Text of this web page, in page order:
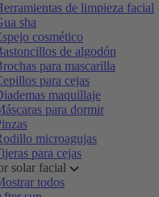
de limpieza facial
sha
cosmético
de algodón
para mascarilla
para cejas
maquillaje
para dormir
microagujas
para cejas
solar facial
todos